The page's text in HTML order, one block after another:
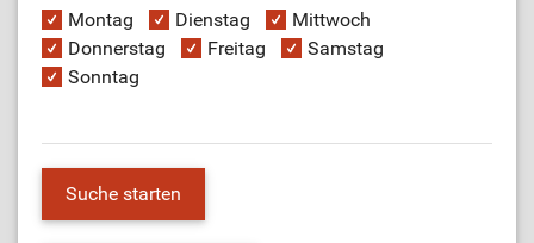
Montag
Dienstag
Mittwoch
Donnerstag
Freitag
Samstag
Sonntag